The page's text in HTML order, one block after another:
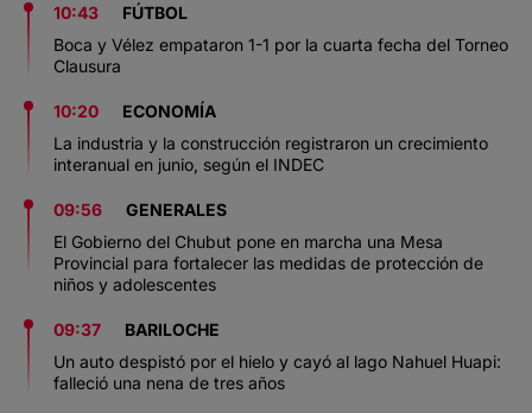
10:43
FÚTBOL
Boca y Vélez empataron 1-1 por la cuarta fecha del Torneo
Clausura
10:20
ECONOMÍA
La industria y la construcción registraron un crecimiento
interanual en junio, según el INDEC
09:56
GENERALES
El Gobierno del Chubut pone en marcha una Mesa
Provincial para fortalecer las medidas de protección de
niños y adolescentes
09:37
BARILOCHE
Un auto despistó por el hielo y cayó al lago Nahuel Huapi:
falleció una nena de tres años